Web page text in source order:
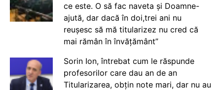
ce este. O să fac naveta și Doamne-
ajută, dar dacă în doi,trei ani nu
reușesc să mă titularizez nu cred că
mai rămân în învățământ”
Sorin Ion, întrebat cum le răspunde
profesorilor care dau an de an
Titularizarea, obțin note mari, dar nu au